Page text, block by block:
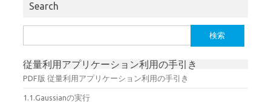
Search
索:
従量利用アプリケーション利用の手引き
PDF版 従量利用アプリケーション利用の手引き
1.1.Gaussianの実行